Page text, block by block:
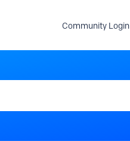
Community Login